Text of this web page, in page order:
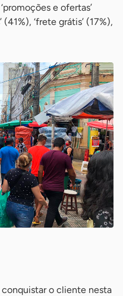
e ofertas’
‘frete grátis’ (17%),
conquistar o cliente nesta